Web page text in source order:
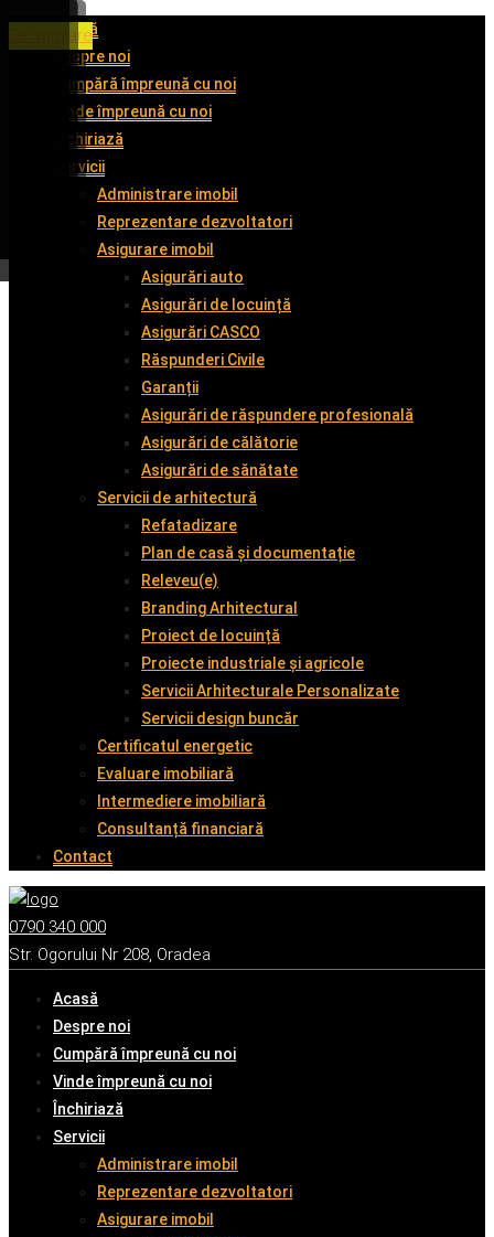
Acasă
Despre noi
Cumpără împreună cu noi
Vinde împreună cu noi
Închiriază
Servicii
Administrare imobil
Reprezentare dezvoltatori
Asigurare imobil
Asigurări auto
Asigurări de locuință
Asigurări CASCO
Răspunderi Civile
Garanții
Asigurări de răspundere profesională
Asigurări de călătorie
Asigurări de sănătate
Servicii de arhitectură
Refatadizare
Plan de casă și documentație
Releveu(e)
Branding Arhitectural
Proiect de locuință
Proiecte industriale și agricole
Servicii Arhitecturale Personalizate
Servicii design buncăr
Certificatul energetic
Evaluare imobiliară
Intermediere imobiliară
Consultanță financiară
Contact
0790 340 000
Str. Ogorului Nr 208, Oradea
Acasă
Despre noi
Cumpără împreună cu noi
Vinde împreună cu noi
Închiriază
Servicii
Administrare imobil
Reprezentare dezvoltatori
Asigurare imobil
De închiriat
De închiriat
De închiriat
De vânzare